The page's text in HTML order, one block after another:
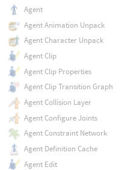
Agent
Agent Animation Unpack
Agent Character Unpack
Agent Clip
Agent Clip Properties
Agent Clip Transition Graph
Agent Collision Layer
Agent Configure Joints
Agent Constraint Network
Agent Definition Cache
Agent Edit